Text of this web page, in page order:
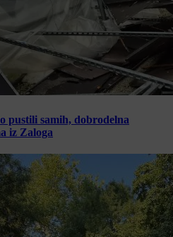
pustili samih, dobrodelna
iz Zaloga